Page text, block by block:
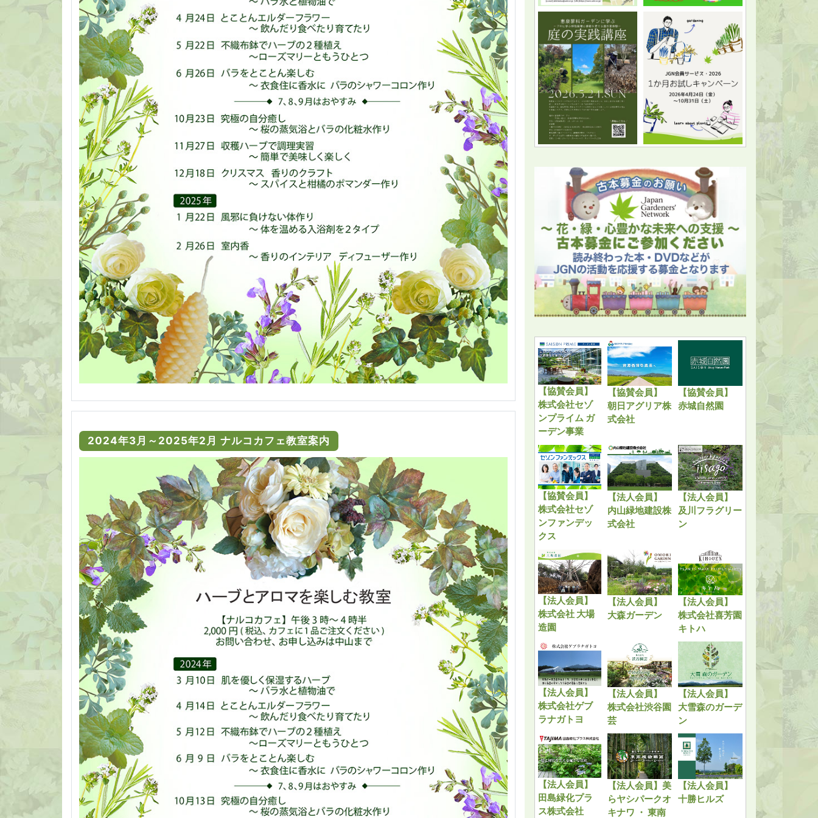
2024年3月～2025年2月 ナルコカフェ教室案内
【協賛会員】
株式会社セゾ
ンプライム ガ
ーデン事業
【協賛会員】
朝日アグリア株
式会社
【協賛会員】
赤城自然園
【協賛会員】
株式会社セゾ
ンファンデッ
クス
【法人会員】
内山緑地建設株
式会社
【法人会員】
及川フラグリー
ン
【法人会員】
株式会社 大場
造園
【法人会員】
大森ガーデン
【法人会員】
株式会社喜芳園
キトハ
【法人会員】
株式会社ゲブ
ラナガトヨ
【法人会員】
株式会社渋谷園
芸
【法人会員】
大雪森のガーデ
ン
【法人会員】
田島緑化プラ
ス株式会社
【法人会員】美
らヤシパークオ
キナワ ・ 東南
【法人会員】
十勝ヒルズ